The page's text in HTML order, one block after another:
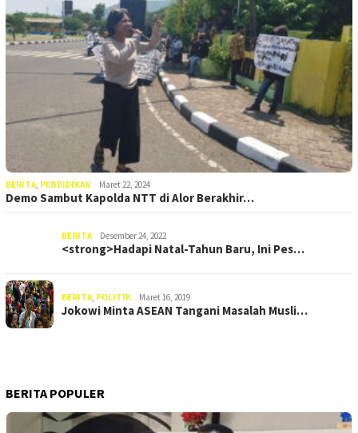
BERITA, PENDIDIKAN Maret 22, 2024
Demo Sambut Kapolda NTT di Alor Berakhir…
BERITA Desember 24, 2022
<strong>Hadapi Natal-Tahun Baru, Ini Pes…
BERITA, POLITIK Maret 16, 2019
Jokowi Minta ASEAN Tangani Masalah Musli…
BERITA POPULER